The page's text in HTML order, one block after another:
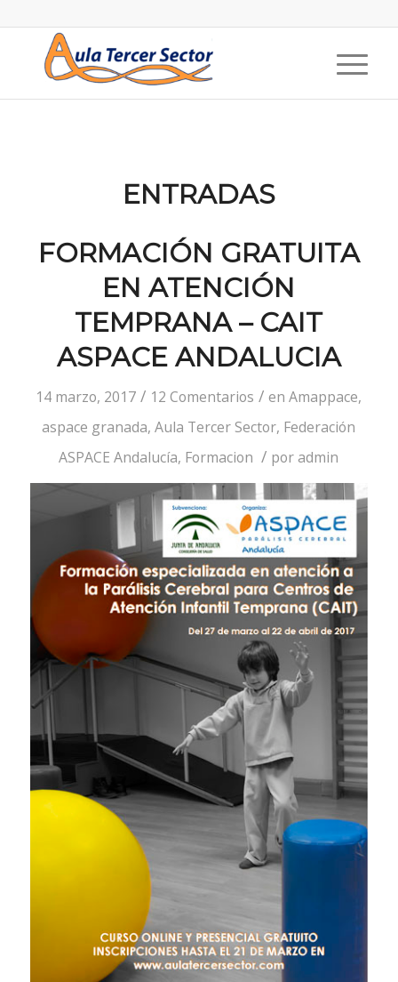
ENTRADAS
FORMACIÓN GRATUITA
EN ATENCIÓN
TEMPRANA – CAIT
ASPACE ANDALUCIA
14 marzo, 2017 / 12 Comentarios / enAmappace,
aspace granada,Aula Tercer Sector, Federación
ASPACE Andalucía, Formacion / poradmin